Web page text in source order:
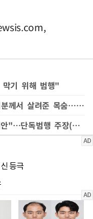
,
기 위해 범행"
8일 만에 퇴원한 이재명 "국민 여러분께서 살려준 목숨… 보답하겠다" [뉴시스Pic]
이재명 습격범 "국민에 걱정끼쳐 미안"…단독범행 주장(종합2보)